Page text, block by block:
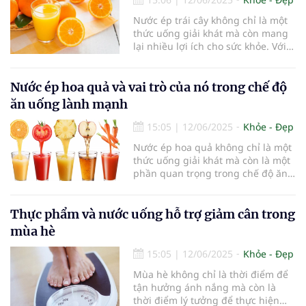
bạn phân biệt nước ép và nước
sinh tố, từ đó có thể lựa chọn thức
uống phù hợp cho bản thân.
Nước ép trái cây không chỉ là một
thức uống giải khát mà còn mang
lại nhiều lợi ích cho sức khỏe. Với
ép có thể hỗ trợ điều trị và phòng
ngừa nhiều loại bệnh lý. Tuy nhiên,
phù hợp với tất cả mọi người, đặc
biệt là những người đang mắc
bệnh.
Nước ép hoa quả và vai trò của nó trong chế độ
ăn uống lành mạnh
15:05 | 12/06/2025
Khỏe - Đẹp
Nước ép hoa quả không chỉ là một
thức uống giải khát mà còn là một
phần quan trọng trong chế độ ăn
chất chống oxy hóa, nước ép hoa
quả có thể hỗ trợ sức khỏe tổng
tật. Trong bài viết này, chúng ta sẽ
cùng tìm hiểu vai trò của nước ép
hoa quả trong chế độ ăn uống
lành mạnh và cách để tận dụng tối
đa lợi ích của nó.
Thực phẩm và nước uống hỗ trợ giảm cân trong
mùa hè
15:05 | 12/06/2025
Khỏe - Đẹp
Mùa hè không chỉ là thời điểm để
tận hưởng ánh nắng mà còn là
thời điểm lý tưởng để thực hiện